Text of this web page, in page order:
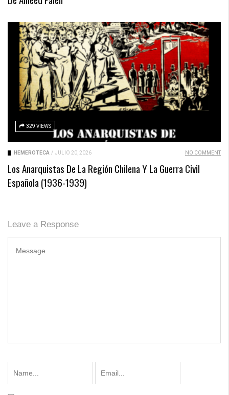
329 VIEWS
HEMEROTECA / JULIO 20, 2026 NO COMMENT
Los Anarquistas De La Región Chilena Y La Guerra Civil
Española (1936-1939)
Leave a Response